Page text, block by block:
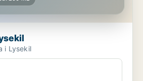
i Lysekil